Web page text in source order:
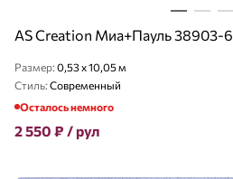
AS Creation Миа+Пауль 38903-6
Размер: 0,53 x 10,05 м
Стиль: Современный
Осталось немного
2 550 ₽ / рул